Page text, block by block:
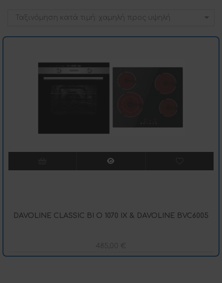
Ταξινόμηση κατά τιμή: χαμηλή προς υψηλή
DAVOLINE CLASSIC BI O 1070 IX & DAVOLINE BVC6005
485,00 €